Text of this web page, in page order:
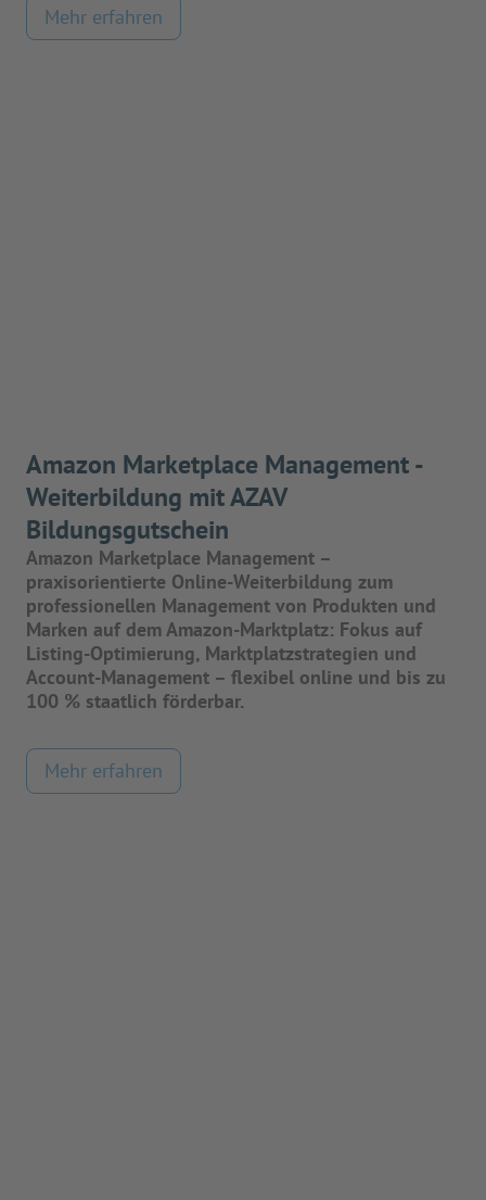
Mehr erfahren
Amazon Marketplace Management -
Weiterbildung mit AZAV
Bildungsgutschein
Amazon Marketplace Management –
praxisorientierte Online-Weiterbildung zum
professionellen Management von Produkten und
Marken auf dem Amazon-Marktplatz: Fokus auf
Listing-Optimierung, Marktplatzstrategien und
Account-Management – flexibel online und bis zu
100 % staatlich förderbar.
Mehr erfahren